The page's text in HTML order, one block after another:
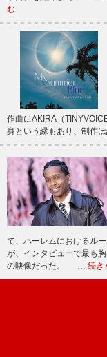
む
作曲にAKIRA（
身という縁もあり、制作
で、ハーレムにおけるル
が、インタビューで最も
の映像だった。 … 続き